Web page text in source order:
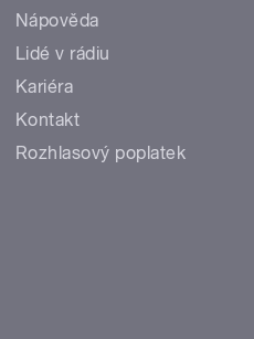
Nápověda
Lidé v rádiu
Kariéra
Kontakt
Rozhlasový poplatek